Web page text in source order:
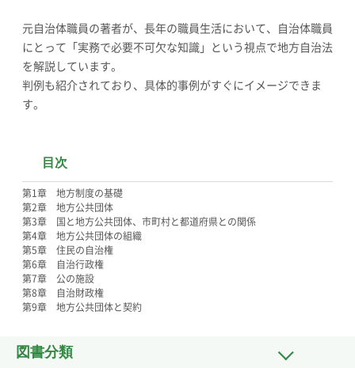
元自治体職員の著者が、長年の職員生活において、自治体職員
にとって「実務で必要不可欠な知識」という視点で地方自治法
を解説しています。
判例も紹介されており、具体的事例がすぐにイメージできま
す。
目次
第1章 地方制度の基礎
第2章 地方公共団体
第3章 国と地方公共団体、市町村と都道府県との関係
第4章 地方公共団体の組織
第5章 住民の自治権
第6章 自治行政権
第7章 公の施設
第8章 自治財政権
第9章 地方公共団体と契約
図書分類